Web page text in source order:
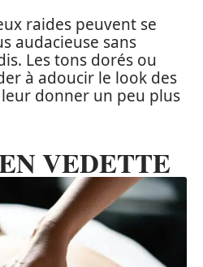
raides peuvent se
audacieuse sans
Les tons dorés ou
à adoucir le look des
donner un peu plus
VEDETTE